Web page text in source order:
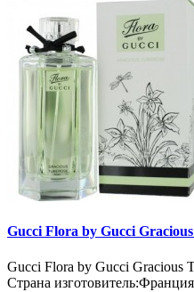
Gucci Flora by Gucci
Gucci Flora by Gucci Gracious
Страна